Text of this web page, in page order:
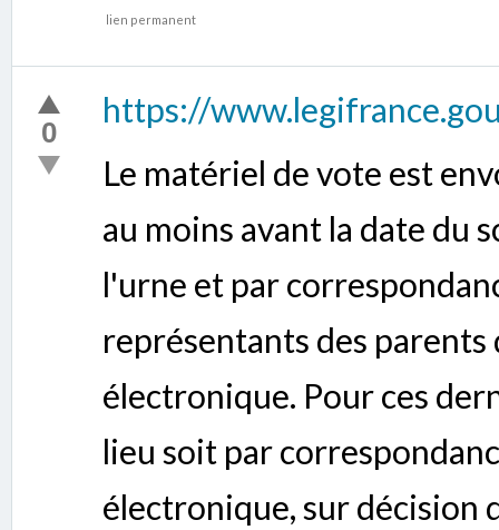
lien permanent
0
https://
Le matériel de vote est
au moins avant la date du
l'urne et par
représentants des parents
électronique. Pour ces
lieu soit par
électronique, sur décision